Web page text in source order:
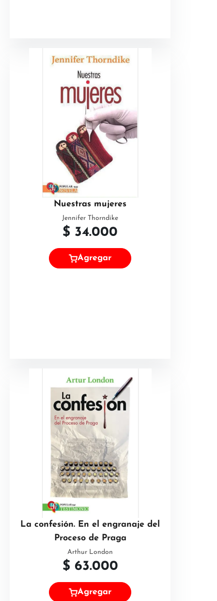
Nuestras mujeres
Jennifer Thorndike
$ 34.000
Agregar
La confesión. En el engranaje del
Proceso de Praga
Arthur London
$ 63.000
Agregar